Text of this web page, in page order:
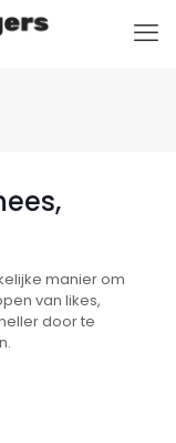
manier om
van likes,
door te